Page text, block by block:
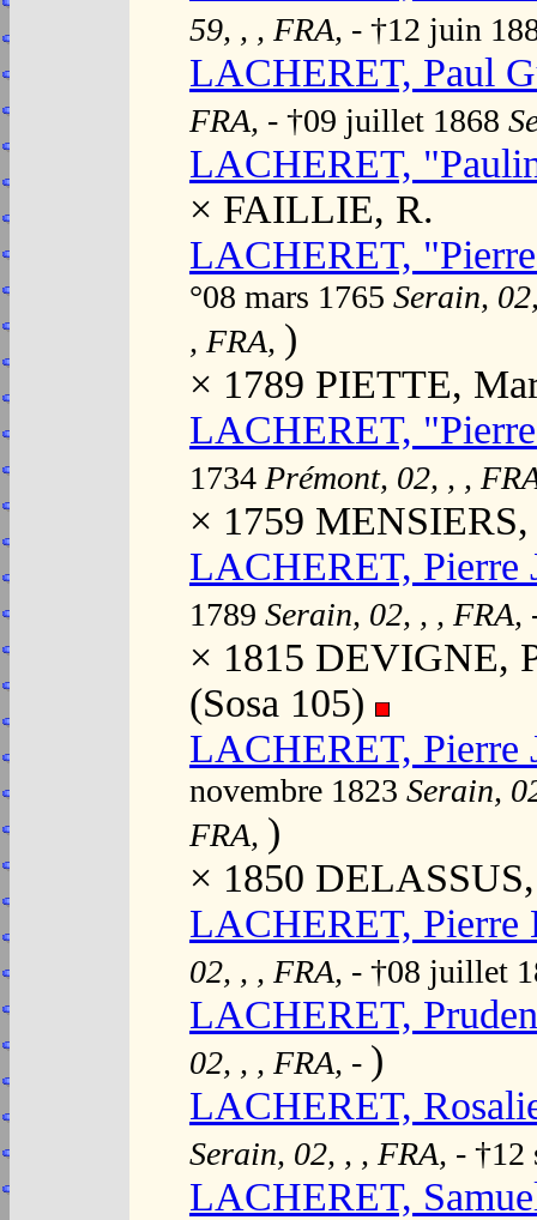
59, , , FRA, - †12 juin
LACHERET, Paul
FRA, - †09 juillet 1868
LACHERET,
× FAILLIE, R.
LACHERET,
°08 mars 1765 Serain,
, FRA, )
× 1789 PIETTE,
LACHERET,
1734 Prémont, 02, , ,
× 1759
LACHERET, Pierre
1789 Serain, 02, , , FRA,
× 1815 DEVIGNE,
(Sosa 105)
LACHERET, Pierre
novembre 1823 Serain,
FRA, )
× 1850
LACHERET, Pierre
02, , , FRA, - †08 juillet
LACHERET,
02, , , FRA, - )
LACHERET,
Serain, 02, , , FRA, - †12
LACHERET,